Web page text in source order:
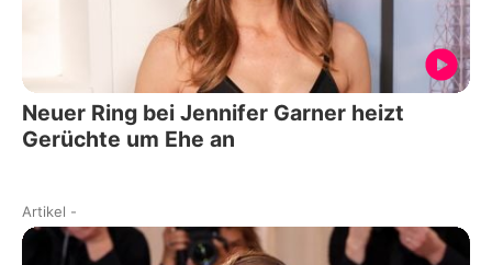
Neuer Ring bei Jennifer Garner heizt
Gerüchte um Ehe an
Artikel -